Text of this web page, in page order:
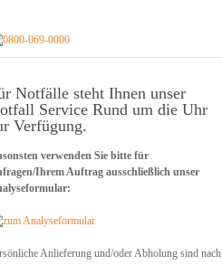
Notfälle steht Ihnen unser
Service Rund um die Uhr
Verfügung.
verwenden Sie bitte für
Ihrem Auftrag ausschließlich unser
Anlieferung und/oder Abholung sind nach